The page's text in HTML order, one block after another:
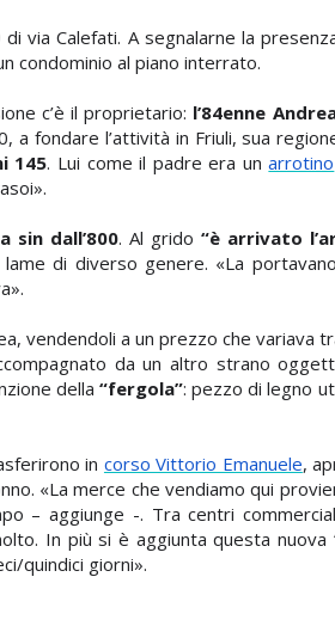
via Calefati. A segnalarne la
condominio al piano interrato.
c’è il proprietario: l’84enne
fondare l’attività in Friuli, sua
145. Lui come il padre era unarrotino
sin dall’800. Al grido“è arrivato
di diverso genere. «La
».
vendendoli a un prezzo che variava
da un altro strano
della “fergola”: pezzo di legno
in corso Vittorio Emanuele,
«La merce che vendiamo qui
– aggiunge -. Tra centri
In più si è aggiunta questa nuova
quindici giorni».